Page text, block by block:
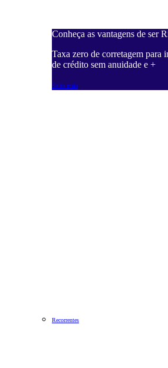
Conheça as vantagens de ser
Taxa zero de corretagem para
de crédito sem anuidade e +
Saiba mais
Recorrentes